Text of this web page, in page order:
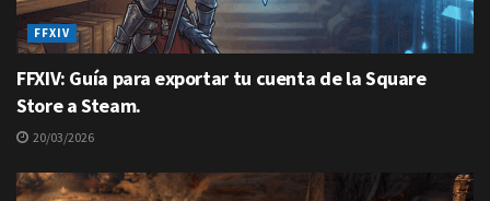
FFXIV
FFXIV: Guía para exportar tu cuenta de la Square
Store a Steam.
20/03/2026